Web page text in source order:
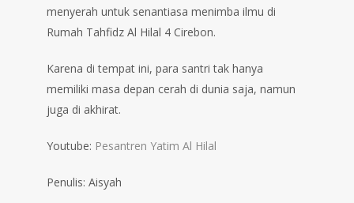
menyerah untuk senantiasa menimba ilmu di
Rumah Tahfidz Al Hilal 4 Cirebon.
Karena di tempat ini, para santri tak hanya
memiliki masa depan cerah di dunia saja, namun
juga di akhirat.
Youtube: Pesantren Yatim Al Hilal
Penulis: Aisyah